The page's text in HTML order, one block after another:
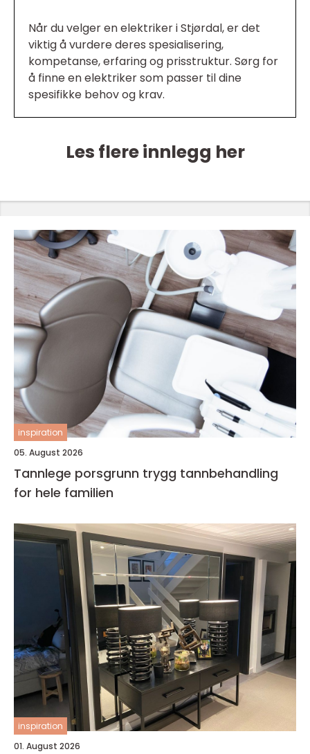
Når du velger en elektriker i Stjørdal, er det
viktig å vurdere deres spesialisering,
kompetanse, erfaring og prisstruktur. Sørg for
å finne en elektriker som passer til dine
spesifikke behov og krav.
Les flere innlegg her
inspiration
05. August 2026
Tannlege porsgrunn trygg tannbehandling
for hele familien
inspiration
01. August 2026